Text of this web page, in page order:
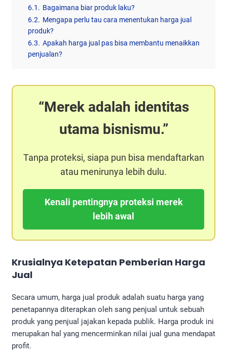
6.1. Bagaimana biar produk laku?
6.2. Mengapa perlu tau cara menentukan harga jual
produk?
6.3. Apakah harga jual pas bisa membantu menaikkan
penjualan?
Merek adalah identitas
utama bisnismu.
Tanpa proteksi, siapa pun bisa mendaftarkan
atau menirunya lebih dulu.
Kenali pentingnya proteksi merek
lebih awal
Krusialnya Ketepatan Pemberian Harga
Jual
Secara umum, harga jual produk adalah suatu harga yang
penetapannya diterapkan oleh sang penjual untuk sebuah
produk yang penjual jajakan kepada publik. Harga produk ini
merupakan hal yang mencerminkan nilai jual guna mendapat
profit.